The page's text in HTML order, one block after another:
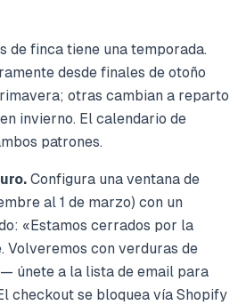
de finca tiene una temporada.
desde finales de otoño
otras cambian a reparto
invierno. El calendario de
patrones.
Configura una ventana de
al 1 de marzo) con un
«Estamos cerrados por la
Volveremos con verduras de
únete a la lista de email para
checkout se bloquea vía Shopify